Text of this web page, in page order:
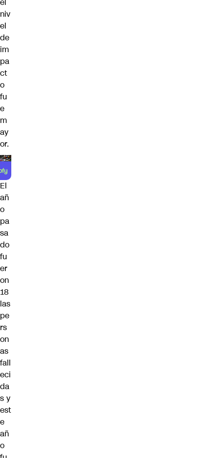
niv
el
de
im
pa
ct
o
fu
e
m
ay
or.
El
añ
o
pa
sa
do
fu
er
on
18
las
pe
rs
on
as
fall
eci
da
s y
est
e
añ
o